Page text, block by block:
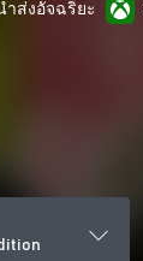
ำส่งอัจฉริยะ